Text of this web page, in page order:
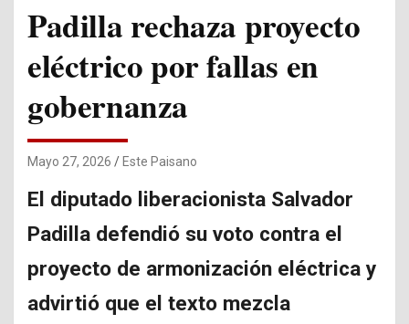
Padilla rechaza proyecto
eléctrico por fallas en
gobernanza
Mayo 27, 2026 Este Paisano
El diputado liberacionista Salvador
Padilla defendió su voto contra el
proyecto de armonización eléctrica y
advirtió que el texto mezcla